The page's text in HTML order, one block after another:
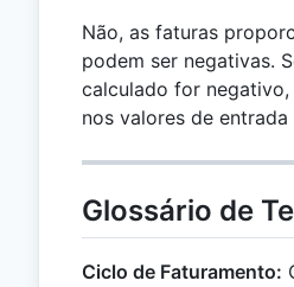
Não, as faturas
podem ser negativas.
calculado for
nos valores de
Glossário de
Ciclo de Faturamento: